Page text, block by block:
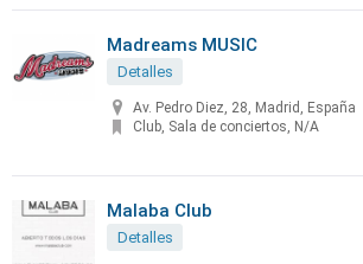
Madreams MUSIC
Detalles
Av. Pedro Diez, 28, Madrid, España
Club, Sala de conciertos, N/A
Malaba Club
Detalles